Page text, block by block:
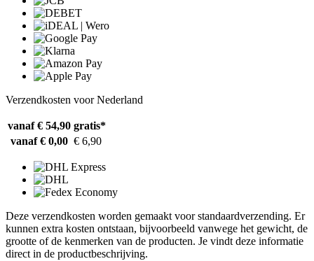
Verzendkosten voor Nederland
vanaf € 54,90 gratis*
vanaf € 0,00 € 6,90
Deze verzendkosten worden gemaakt voor standaardverzending. Er
kunnen extra kosten ontstaan, bijvoorbeeld vanwege het gewicht, de
grootte of de kenmerken van de producten. Je vindt deze informatie
direct in de productbeschrijving.